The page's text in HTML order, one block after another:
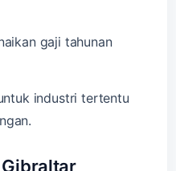
gaji tahunan
industri tertentu
Gibraltar